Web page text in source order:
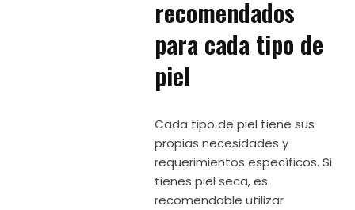
recomendados
para cada tipo de
piel
Cada tipo de piel tiene sus
propias necesidades y
requerimientos específicos. Si
tienes piel seca, es
recomendable utilizar